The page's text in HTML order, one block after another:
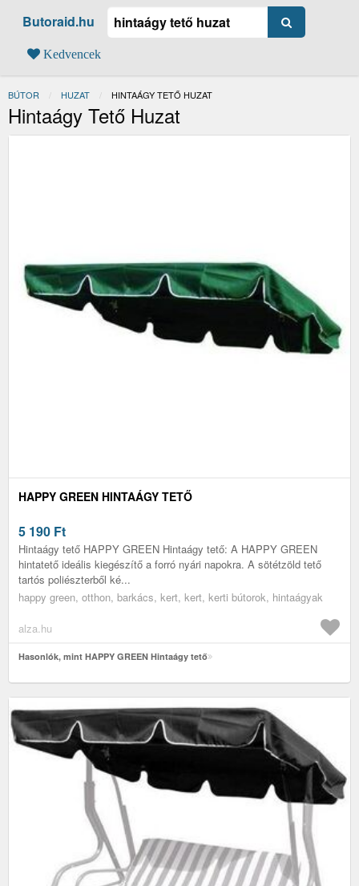
Butoraid.hu
Kedvencek
BÚTOR HUZAT JELENLEGI:
HINTAÁGY TETŐ HUZAT
Hintaágy Tető Huzat
HAPPY GREEN HINTAÁGY TETŐ
5 190 Ft
Hintaágy tető HAPPY GREEN Hintaágy tető: A HAPPY GREEN
hintatető ideális kiegészítő a forró nyári napokra. A sötétzöld tető
tartós poliészterből ké...
happy green, otthon, barkács, kert, kert, kerti bútorok, hintaágyak
alza.hu
Hasonlók, mint HAPPY GREEN Hintaágy tető